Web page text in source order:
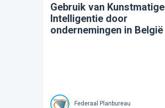
Gebruik van Kunstmatige
Intelligentie door
ondernemingen in België
Federaal Planbureau